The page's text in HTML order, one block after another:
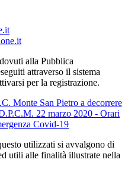
alla Pubblica
attraverso il sistema
per la registrazione.
Monte San Pietro a decorrere
22 marzo 2020 - Orari
Covid-19
utilizzati si avvalgono di
utili alle finalità illustrate nella